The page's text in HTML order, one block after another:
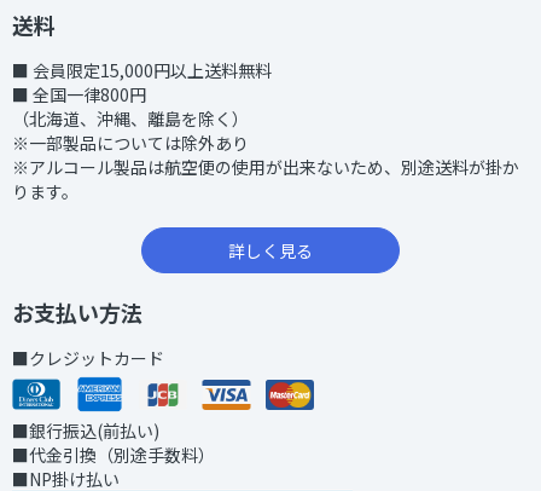
送料
■ 会員限定15,000円以上送料無料
■ 全国一律800円
（北海道、沖縄、離島を除く）
※一部製品については除外あり
※アルコール製品は航空便の使用が出来ないため、別途送料が掛か
ります。
詳しく見る
お支払い方法
■クレジットカード
■銀行振込(前払い)
■代金引換（別途手数料）
■NP掛け払い